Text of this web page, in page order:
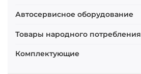
Автосервисное оборудование
Товары народного потребления
Комплектующие